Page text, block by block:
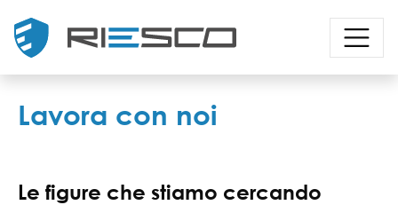
Lavora con noi
Le figure che stiamo cercando